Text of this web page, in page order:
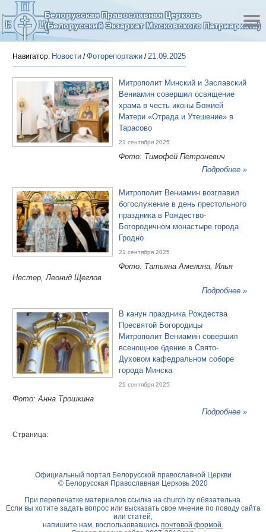
Белорусская Православная Церковь
(Белорусский Экзархат Московского Патриархата)
Навигатор: Новости /Фоторепортажи /21.09.2025
Митрополит Минский и Заславский
Вениамин совершил освящение
храма в честь иконы Божией
Матери «Отрада и Утешение» в
Тарасово
21 сентября 2025
Фото: Тимофей Петроневич
Подробнее »
Митрополит Вениамин возглавил
богослужение в день престольного
праздника в Рождество-
Богородичном монастыре города
Гродно
21 сентября 2025
Фото: Татьяна Амелина, Илья
Нестер, Леонид Щеглов
Подробнее »
В канун праздника Рождества
Пресвятой Богородицы
Митрополит Вениамин совершил
всенощное бдение в Свято-
Духовом кафедральном соборе
города Минска
21 сентября 2025
Фото: Анна Трошкина
Подробнее »
Страница:
Официальный портал Белорусской православной Церкви
© Белорусская Православная Церковь 2020
При перепечатке материалов ссылка на church.byобязательна.
Если вы хотите задать вопрос или высказать свое мнение по поводу сайта
или статей,
напишите нам, воспользовавшись почтовой формой.